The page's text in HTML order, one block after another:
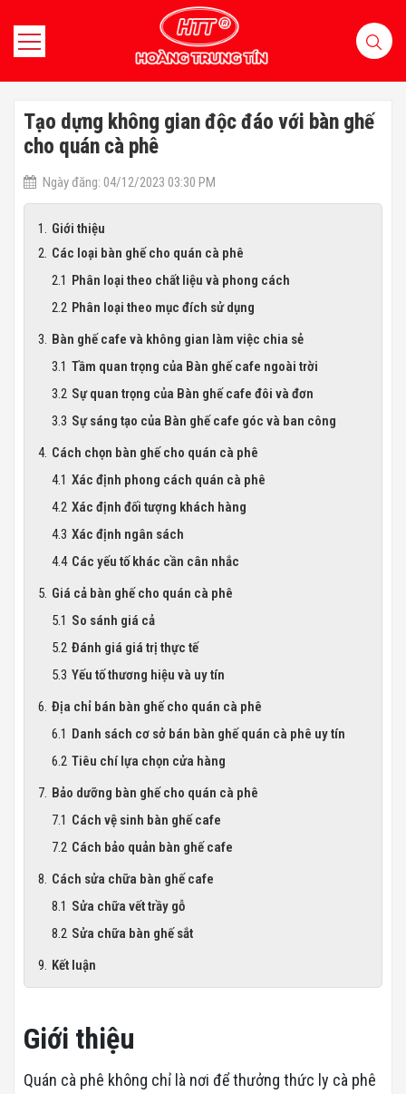
Tạo dựng không gian độc đáo với bàn ghế
cho quán cà phê
Ngày đăng: 04/12/2023 03:30 PM
Giới thiệu
Các loại bàn ghế cho quán cà phê
Phân loại theo chất liệu và phong cách
Phân loại theo mục đích sử dụng
Bàn ghế cafe và không gian làm việc chia sẻ
Tầm quan trọng của Bàn ghế cafe ngoài trời
Sự quan trọng của Bàn ghế cafe đôi và đơn
Sự sáng tạo của Bàn ghế cafe góc và ban công
Cách chọn bàn ghế cho quán cà phê
Xác định phong cách quán cà phê
Xác định đối tượng khách hàng
Xác định ngân sách
Các yếu tố khác cần cân nhắc
Giá cả bàn ghế cho quán cà phê
So sánh giá cả
Đánh giá giá trị thực tế
Yếu tố thương hiệu và uy tín
Địa chỉ bán bàn ghế cho quán cà phê
Danh sách cơ sở bán bàn ghế quán cà phê uy tín
Tiêu chí lựa chọn cửa hàng
Bảo dưỡng bàn ghế cho quán cà phê
Cách vệ sinh bàn ghế cafe
Cách bảo quản bàn ghế cafe
Cách sửa chữa bàn ghế cafe
Sửa chữa vết trầy gỗ
Sửa chữa bàn ghế sắt
Kết luận
Giới thiệu
Quán cà phê không chỉ là nơi để thưởng thức ly cà phê